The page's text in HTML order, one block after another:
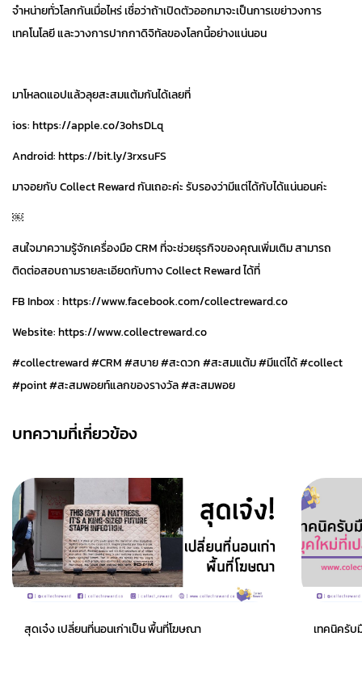
จำหน่ายทั่วโลกกันเมื่อไหร่ เชื่อว่าถ้าเปิดตัวออกมาจะเป็นการเขย่าวงการ
เทคโนโลยี และวางการปากกาดิจิทัลของโลกนี้อย่างแน่นอน
มาโหลดแอปแล้วลุยสะสมแต้มกันได้เลยที่
ios: https://apple.co/3ohsDLq
Android: https://bit.ly/3rxsuFS
มาจอยกับ Collect Reward กันเถอะค่ะ รับรองว่ามีแต่ได้กับได้แน่นอนค่ะ
￼
สนใจมาความรู้จักเครื่องมือ CRM ที่จะช่วยธุรกิจของคุณเพิ่มเติม สามารถ
ติดต่อสอบถามรายละเอียดกับทาง Collect Reward ได้ที่
FB Inbox : https://www.facebook.com/collectreward.co
Website: https://www.collectreward.co
#collectreward #CRM #สบาย #สะดวก #สะสมแต้ม #มีแต่ได้ #collect
#point #สะสมพอยท์แลกของรางวัล #สะสมพอย
บทความที่เกี่ยวข้อง
สุดเจ๋ง เปลี่ยนที่นอนเก่าเป็น พื้นที่โฆษณา เทคนิครับ